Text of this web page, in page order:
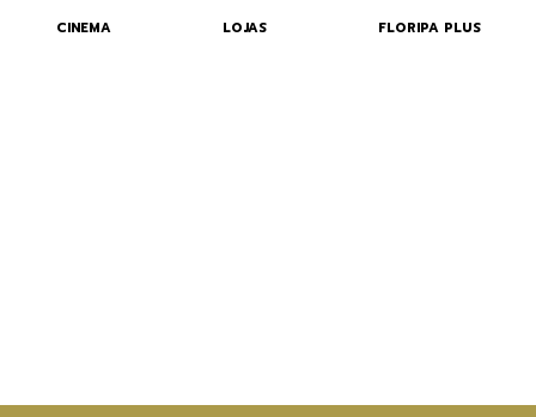
CINEMA LOJAS FLORIPA PLUS